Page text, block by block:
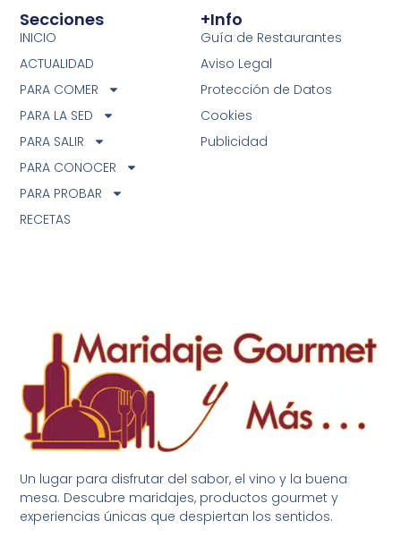
Un lugar para disfrutar del sabor, el vino y la buena
mesa. Descubre maridajes, productos gourmet y
experiencias únicas que despiertan los sentidos.
+info
Guía de Restaurantes
Aviso Legal
Protección de Datos
Cookies
Publicidad
Secciones
INICIO
ACTUALIDAD
PARA COMER
PARA LA SED
PARA SALIR
PARA CONOCER
PARA PROBAR
RECETAS